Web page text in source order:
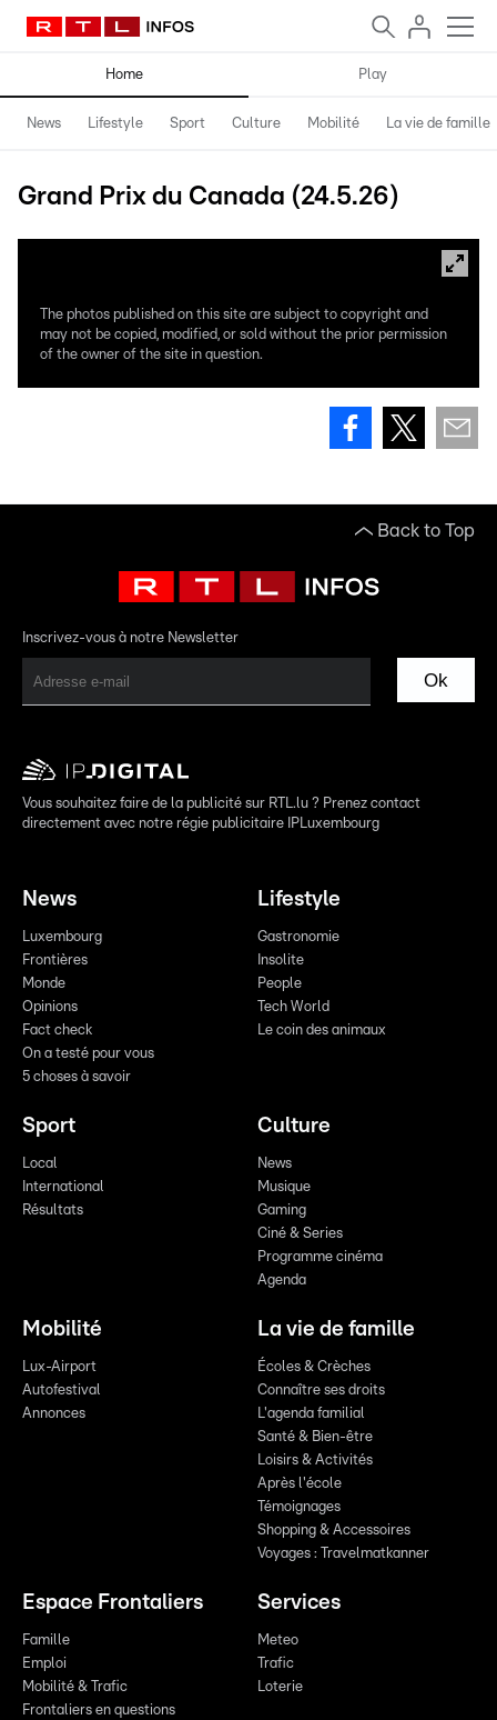
Home Play
News Lifestyle Sport Culture Mobilité La vie de famille
Grand Prix du Canada (24.5.26)
The photos published on this site are subject to copyright and
may not be copied, modified, or sold without the prior permission
of the owner of the site in question.
Back to Top
Inscrivez-vous à notre Newsletter
Ok
Vous souhaitez faire de la publicité sur RTL.lu ? Prenez contact
directement avec notre régie publicitaire IPLuxembourg
News
Luxembourg
Frontières
Monde
Opinions
Fact check
On a testé pour vous
5 choses à savoir
Lifestyle
Gastronomie
Insolite
People
Tech World
Le coin des animaux
Sport
Local
International
Résultats
Culture
News
Musique
Gaming
Ciné & Series
Programme cinéma
Agenda
Mobilité
Lux-Airport
Autofestival
Annonces
La vie de famille
Écoles & Crèches
Connaître ses droits
L'agenda familial
Santé & Bien-être
Loisirs & Activités
Après l'école
Témoignages
Shopping & Accessoires
Voyages : Travelmatkanner
Espace Frontaliers
Famille
Emploi
Mobilité & Trafic
Frontaliers en questions
Services
Meteo
Trafic
Loterie